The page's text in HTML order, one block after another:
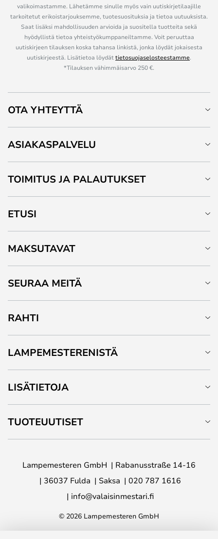
valikoimastamme. Lähetämme sinulle myös vain uutiskirjetilaajille
tarkoitetut erikoistarjouksemme, tuotesuosituksia ja tietoa uutuuksista.
Saat lisäksi mahdollisuuden arvioida ja suositella tuotteita sekä
hyödyllistä tietoa yhteistyökumppaneiltamme. Voit peruuttaa
uutiskirjeen tilauksen koska tahansa linkistä, jonka löydät jokaisesta
uutiskirjeestä. Lisätietoa löydättietosuojaselosteestamme.
*Tilauksen vähimmäisarvo 250 €.
OTA YHTEYTTÄ
ASIAKASPALVELU
TOIMITUS JA PALAUTUKSET
ETUSI
MAKSUTAVAT
SEURAA MEITÄ
RAHTI
LAMPEMESTERENISTÄ
LISÄTIETOJA
TUOTEUUTISET
Lampemesteren GmbH
Rabanusstraße 14-16
36037 Fulda
Saksa
020 787 1616
info@valaisinmestari.fi
© 2026 Lampemesteren GmbH